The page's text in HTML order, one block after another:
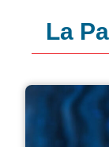
La